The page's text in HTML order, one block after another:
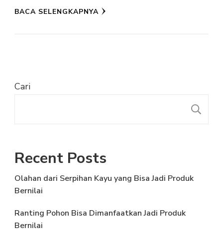
BACA SELENGKAPNYA
Cari
Recent Posts
Olahan dari Serpihan Kayu yang Bisa Jadi Produk
Bernilai
Ranting Pohon Bisa Dimanfaatkan Jadi Produk
Bernilai